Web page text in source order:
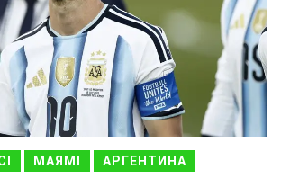
МАЯМІ АРГЕНТИНА